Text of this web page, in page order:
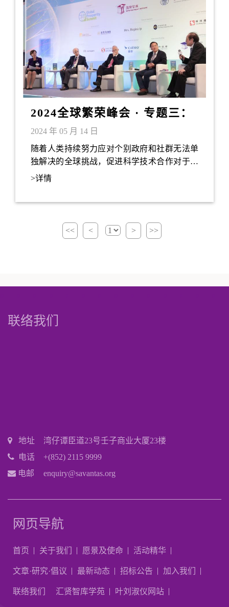
2024全球繁荣峰会 · 专题三：
科学技术合作和人类未来
2024 年 05 月 14 日
随着人类持续努力应对个别政府和社群无法单
独解决的全球挑战，促进科学技术合作对于未
来发展可持续和创新的解决方案至关重要。
>详情
<< < > >>
联络我们
地址
湾仔谭臣道23号壬子商业大厦23楼
电话
+(852) 2115 9999
电邮
enquiry@savantas.org
网页导航
首页 关于我们 愿景及使命 活动精华
文章·研究·倡议 最新动态 招标公告 加入我们
联络我们 汇贤智库学苑 叶刘淑仪网站